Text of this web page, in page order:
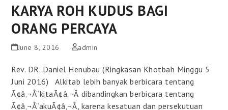
KARYA ROH KUDUS BAGI
ORANG PERCAYA
June 8, 2016 admin
Rev. DR. Daniel Henubau (Ringkasan Khotbah Minggu 5
Juni 2016) Alkitab lebih banyak berbicara tentang
Ã¢â‚¬Å“kitaÃ¢â‚¬Â dibandingkan berbicara tentang
Ã¢â‚¬Å“akuÃ¢â‚¬Â, karena kesatuan dan persekutuan